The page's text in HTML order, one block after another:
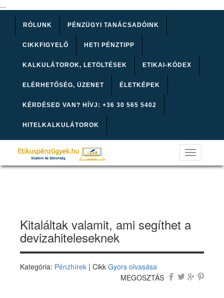
...
RÓLUNK PÉNZÜGYI TANÁCSADÓINK
CIKKFIGYELŐ HETI PÉNZTIPP
KALKULÁTOROK, LETÖLTÉSEK ETIKAI-KÓDEX
ELÉRHETŐSÉG, ÜZENET ÉLETKÉPEK
KÉRDÉSED VAN? HÍVJ: +36 30 565 5402
HITELKALKULÁTOROK
Toggle
navigation
Kitaláltak valamit, ami segíthet a
devizahiteleseknek
Kategória: Pénzhírek | Cikk Gyors olvasása
MEGOSZTÁS